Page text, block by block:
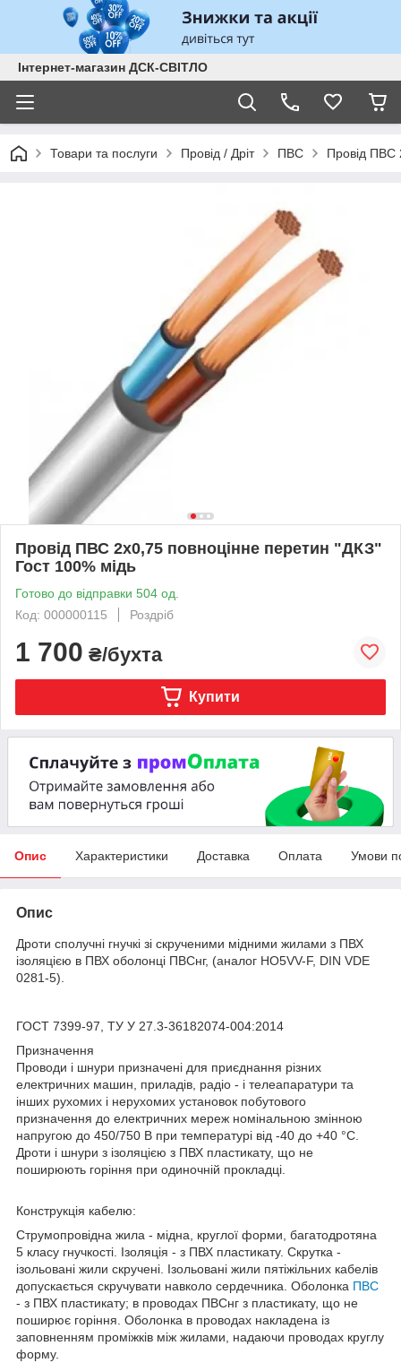
Інтернет-магазин ДСК-СВІТЛО
Товари та послуги Провід / Дріт ПВС Провід ПВС
Провід ПВС 2х0,75 повноцінне перетин "ДКЗ"
Гост 100% мідь
Готово до відправки 504 од.
Код: 000000115
Роздріб
1 700 ₴/бухта
Купити
Опис Характеристики Доставка Оплата Умови
Опис
Дроти сполучні гнучкі зі скрученими мідними жилами з ПВХ
ізоляцією в ПВХ оболонці ПВСнг, (аналог HO5VV-F, DIN VDE
0281-5).
ГОСТ 7399-97, ТУ У 27.3-36182074-004:2014
Призначення
Проводи і шнури призначені для приєднання різних
електричних машин, приладів, радіо - і телеапаратури та
інших рухомих і нерухомих установок побутового
призначення до електричних мереж номінальною змінною
напругою до 450/750 В при температурі від -40 до +40 °С.
Дроти і шнури з ізоляцією з ПВХ пластикату, що не
поширюють горіння при одиночній прокладці.
Конструкція кабелю:
Струмопровідна жила - мідна, круглої форми, багатодротяна
5 класу гнучкості. Ізоляція - з ПВХ пластикату. Скрутка -
ізольовані жили скручені. Ізольовані жили пятіжільних кабелів
допускається скручувати навколо сердечника. Оболонка ПВС
- з ПВХ пластикату; в проводах ПВСнг з пластикату, що не
поширює горіння. Оболонка в проводах накладена із
заповненням проміжків між жилами, надаючи проводах круглу
форму.